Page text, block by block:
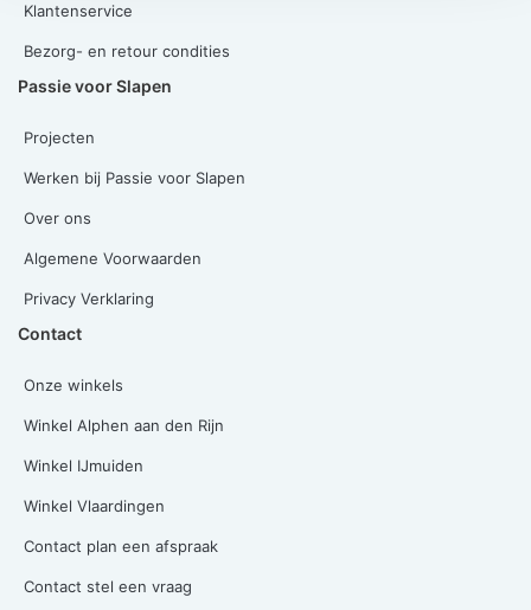
Klantenservice
Bezorg- en retour condities
Passie voor Slapen
Projecten
Werken bij Passie voor Slapen
Over ons
Algemene Voorwaarden
Privacy Verklaring
Contact
Onze winkels
Winkel Alphen aan den Rijn
Winkel IJmuiden
Winkel Vlaardingen
Contact plan een afspraak
Contact stel een vraag